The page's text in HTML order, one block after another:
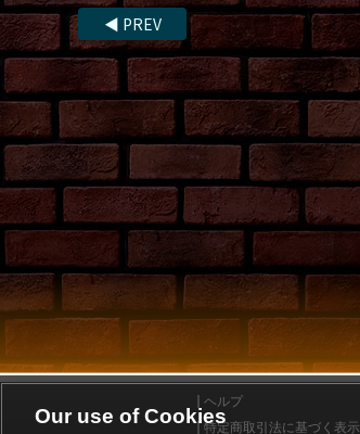
◀ PREV
ヘルプ
特定商取引法に基づく表示
Our use of Cookies